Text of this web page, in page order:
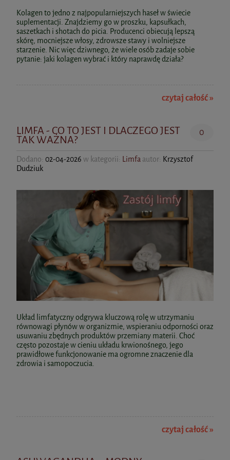
Najniższa cena:
170,98 zł
do koszyka
Zestaw na Siwienie włosów: Anti-Grey
Complex
118,82 zł
Cena regularna:139,79 zł
Najniższa cena: 145,33 zł
do koszyka
Omega 3 Forte 1000 mg EPA, 500 mg
77,99 zł
do koszyka
Wątroba 60kaps. Skoczylas
do koszyka
Moje Serce Wsparcie Funkcji Serca
60kaps. AuraHerbals
29,61 zł
Cena regularna:
32,90 zł
Najniższa cena:32,90 zł
do koszyka
Czerwona koniczyna extract 8% 500mg
90kaps. Vege Aliness
44,90 zł
BICAPS POTASSIUM 60kaps. Formeds
32,99 zł
do koszyka
Hepa Strong Complex+ 90kaps. BioWen
79,99 zł
Fish Omega 3 Trójglicerydy 180/120 mg
60kaps. Aliness
29,90 zł
do koszyka
Kolagen to jedno z najpopularniejszych haseł w świecie
suplementacji. Znajdziemy go w proszku, kapsułkach,
saszetkach i shotach do picia. Producenci obiecują lepszą
skórę, mocniejsze włosy, zdrowsze stawy i wolniejsze
starzenie. Nic więc dziwnego, że wiele osób zadaje sobie
pytanie: jaki kolagen wybrać i który naprawdę działa?
czytaj całość »
LIMFA - CO TO JEST I DLACZEGO JEST
TAK WAŻNA?
0
Dodano: 02-04-2026 w kategorii: Limfa autor: Krzysztof
Dudziuk
Układ limfatyczny odgrywa kluczową rolę w utrzymaniu
równowagi płynów w organizmie, wspieraniu odporności oraz
usuwaniu zbędnych produktów przemiany materii. Choć
często pozostaje w cieniu układu krwionośnego, jego
prawidłowe funkcjonowanie ma ogromne znaczenie dla
zdrowia i samopoczucia.
czytaj całość »